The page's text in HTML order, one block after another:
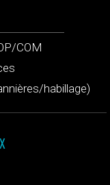
COM
habillage)